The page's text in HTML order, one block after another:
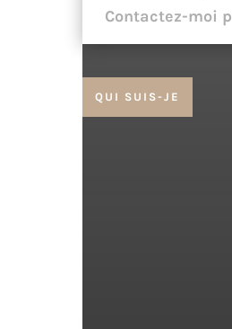
Contactez-moi
QUI SUIS-JE